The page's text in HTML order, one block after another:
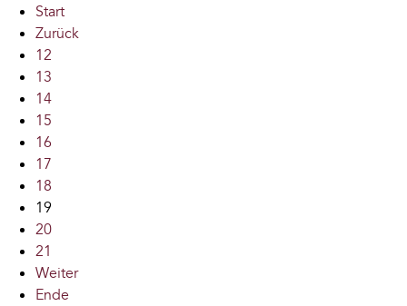
Start
Zurück
12
13
14
15
16
17
18
19
20
21
Weiter
Ende